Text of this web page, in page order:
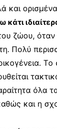
και
ζώου, όταν
Πολύ
όλα
και η